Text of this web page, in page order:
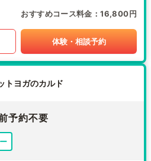
おすすめコース料金 16,800円
体験・相談予約
トヨガのカルド
予約不要